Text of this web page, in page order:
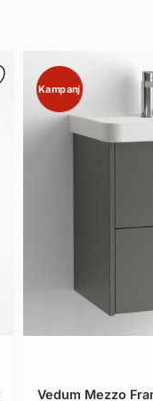
Kampanj
Vedum Mezzo